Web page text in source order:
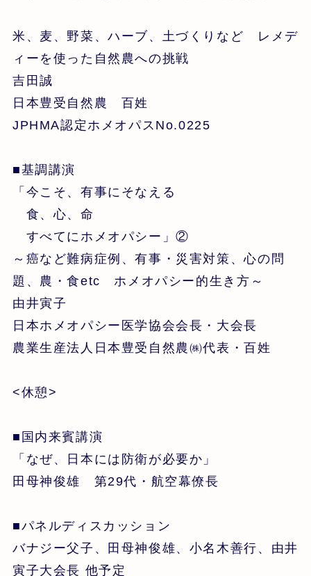
米、麦、野菜、ハーブ、土づくりなど レメデ
ィーを使った自然農への挑戦
吉田誠
日本豊受自然農 百姓
JPHMA認定ホメオパスNo.0225
■基調講演
「今こそ、有事にそなえる
食、心、命
すべてにホメオパシー」②
～癌など難病症例、有事・災害対策、心の問
題、農・食etc ホメオパシー的生き方～
由井寅子
日本ホメオパシー医学協会会長・大会長
農業生産法人日本豊受自然農㈱代表・百姓
<休憩>
■国内来賓講演
「なぜ、日本には防衛が必要か」
田母神俊雄 第29代・航空幕僚長
■パネルディスカッション
バナジー父子、田母神俊雄、小名木善行、由井
寅子大会長 他予定